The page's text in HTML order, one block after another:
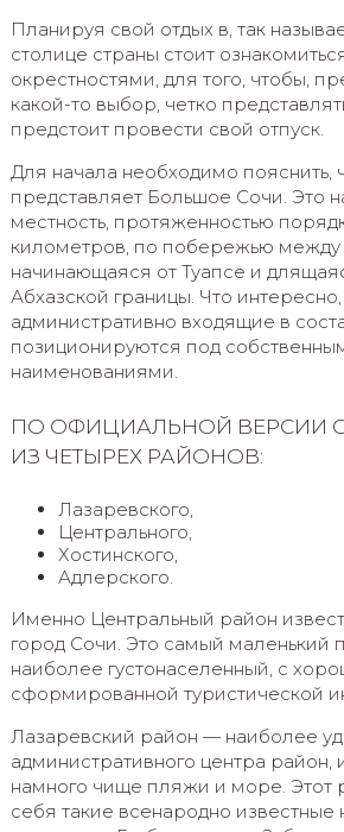
Планируя свой отдых в, так
столице страны стоит
окрестностями, для того, чтобы,
какой-то выбор, четко
предстоит провести свой отпуск.
Для начала необходимо пояснить,
представляет Большое Сочи. Это
местность, протяженностью
километров, по побережью
начинающаяся от Туапсе и
Абхазской границы. Что
административно входящие в
позиционируются под
наименованиями.
ПО ОФИЦИАЛЬНОЙ ВЕРСИИ
ИЗ ЧЕТЫРЕХ РАЙОНОВ:
Лазаревского,
Центрального,
Хостинского,
Адлерского.
Именно Центральный район
город Сочи. Это самый маленький
наиболее густонаселенный, с
сформированной туристической
Лазаревский район — наиболее
административного центра район,
намного чище пляжи и море. Этот
себя такие всенародно известные